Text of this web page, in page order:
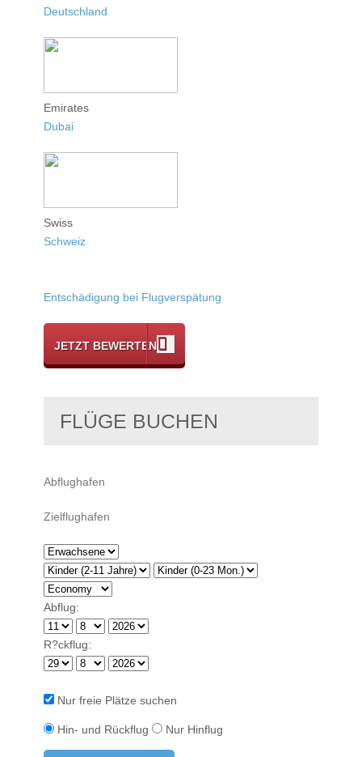
Deutschland
Emirates
Dubai
Swiss
Schweiz
Entschädigung bei Flugverspätung
JETZT BEWERTEN
FLÜGE BUCHEN
Abflug:
R?ckflug:
Nur freie Plätze suchen
Hin- und Rückflug Nur Hinflug